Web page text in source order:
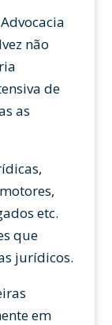
não
de
as
etc.
que
jurídicos.
em